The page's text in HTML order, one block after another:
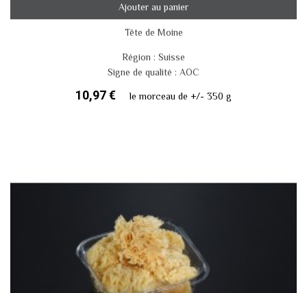
Ajouter au panier
Tête de Moine
Région : Suisse
Signe de qualité : AOC
10,97 € le morceau de +/- 350 g